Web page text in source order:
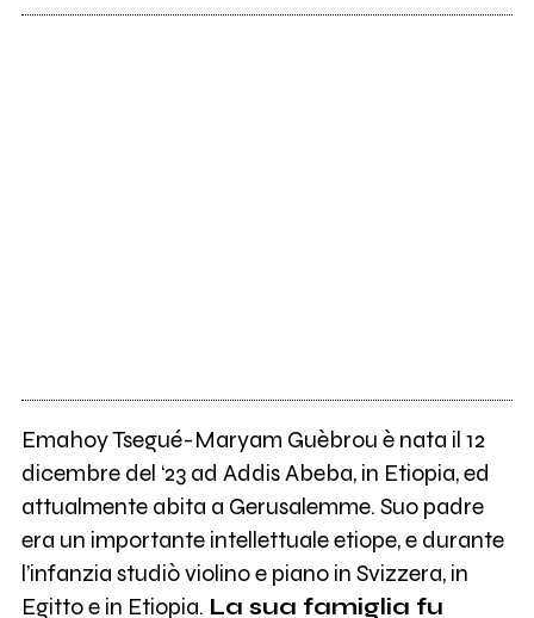
Emahoy Tsegué-Maryam Guèbrou è nata il 12
dicembre del ‘23 ad Addis Abeba, in Etiopia, ed
attualmente abita a Gerusalemme. Suo padre
era un importante intellettuale etiope, e durante
l’infanzia studiò violino e piano in Svizzera, in
Egitto e in Etiopia. La sua famiglia fu